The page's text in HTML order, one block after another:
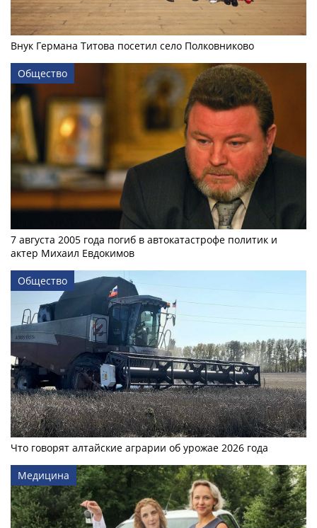
Внук Германа Титова посетил село Полковниково
Общество
7 августа 2005 года погиб в автокатастрофе политик и
актер Михаил Евдокимов
Общество
Что говорят алтайские аграрии об урожае 2026 года
Медицина